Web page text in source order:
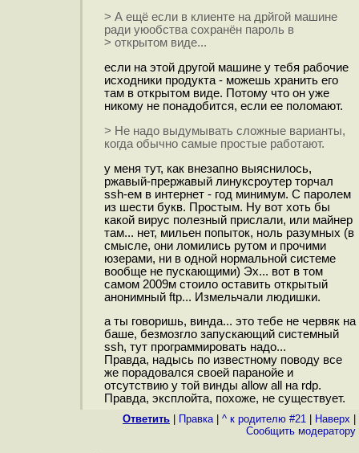
> А ещё если в клиенте на дрйгой машине
ради уюобства сохранён пароль в
> открытом виде...
если на этой другой машине у тебя рабочие
исходники продукта - можешь хранить его
там в открытом виде. Потому что он уже
никому не понадобится, если ее поломают.
> Не надо выдумывать сложные варианты,
когда обычно самые простые работают.
у меня тут, как внезапно выяснилось,
ржавый-прержавый линуксроутер торчал
ssh-ем в интернет - год минимум. С паролем
из шести букв. Простым. Ну вот хоть бы
какой вирус полезный прислали, или майнер
там... нет, мильен попыток, ноль разумных (в
смысле, они ломились рутом и прочими
юзерами, ни в одной нормальной системе
вообще не пускающими) Эх... вот в том
самом 2009м стоило оставить открытый
анонимный ftp... Измельчали людишки.
а ты говоришь, винда... это тебе не червяк на
баше, безмозгло запускающий системный
ssh, тут программировать надо...
Правда, надысь по известному поводу все
же порадовался своей паранойе и
отсутствию у той винды allow all на rdp.
Правда, эксплойта, похоже, не существует.
Ответить Правка| ^ к родителю #21 Наверх
Cообщить модератору